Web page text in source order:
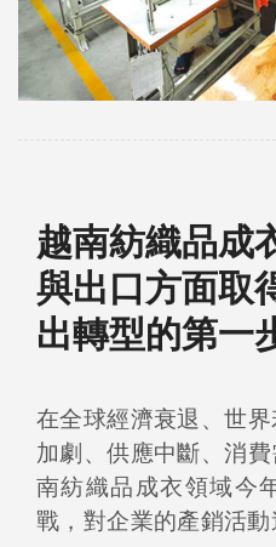
越南紡織品成
與出口方面取
出轉型的第一
在全球經濟衰退、世
加劇、供應中斷、消
南紡織品成衣領域今
戰，對企業的產銷活動